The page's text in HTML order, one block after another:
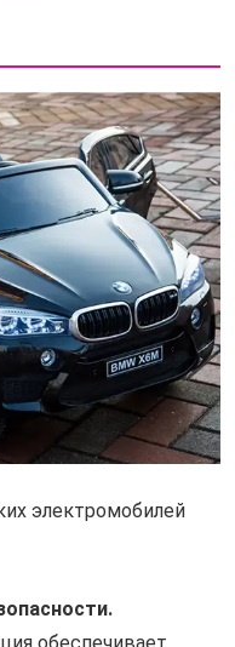
электромобилей